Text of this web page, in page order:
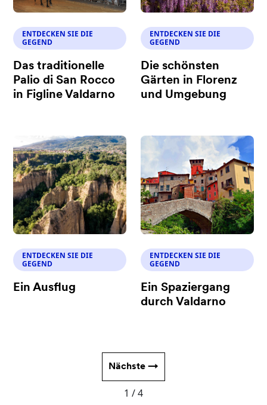
ENTDECKEN SIE DIE
GEGEND
Das traditionelle
Palio di San Rocco
in Figline Valdarno
ENTDECKEN SIE DIE
GEGEND
Die schönsten
Gärten in Florenz
und Umgebung
ENTDECKEN SIE DIE
GEGEND
Ein Ausflug
ENTDECKEN SIE DIE
GEGEND
Ein Spaziergang
durch Valdarno
Nächste →
1 / 4